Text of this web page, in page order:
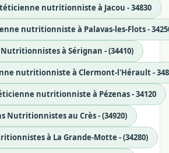
nutritionniste à Jacou - 34830
nutritionniste à Palavas-les-Flots -
à Sérignan - (34410)
nutritionniste à Clermont-l'Hérault -
nutritionniste à Pézenas - 34120
Nutritionnistes au Crès - (34920)
à La Grande-Motte - (34280)